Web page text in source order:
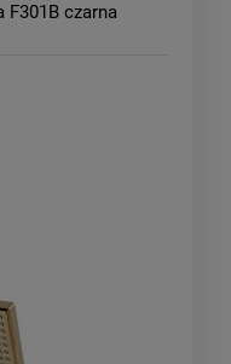
F301B czarna